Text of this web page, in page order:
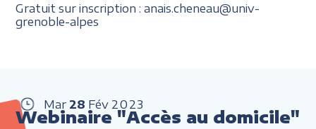
Gratuit sur inscription : anais.cheneau@univ-
grenoble-alpes
Mar 28 Fév 2023
Webinaire "Accès au domicile"